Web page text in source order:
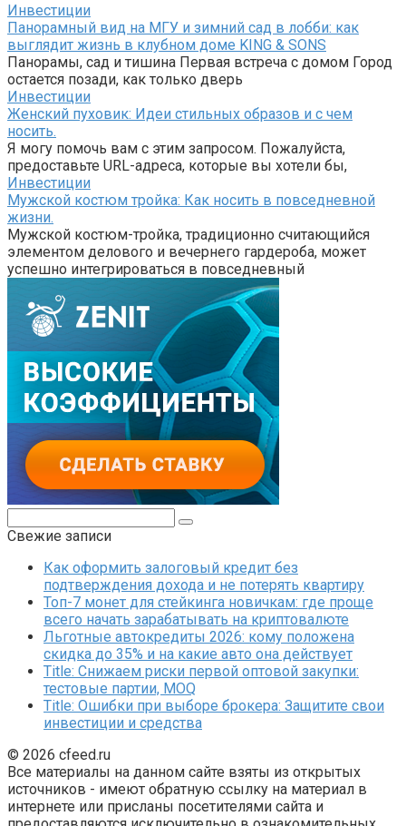
Инвестиции
Панорамный вид на МГУ и зимний сад в лобби: как
выглядит жизнь в клубном доме KING & SONS
Панорамы, сад и тишина Первая встреча с домом Город
остается позади, как только дверь
Инвестиции
Женский пуховик: Идеи стильных образов и с чем
носить.
Я могу помочь вам с этим запросом. Пожалуйста,
предоставьте URL-адреса, которые вы хотели бы,
Инвестиции
Мужской костюм тройка: Как носить в повседневной
жизни.
Мужской костюм-тройка, традиционно считающийся
элементом делового и вечернего гардероба, может
успешно интегрироваться в повседневный
Свежие записи
Как оформить залоговый кредит без
подтверждения дохода и не потерять квартиру
Топ-7 монет для стейкинга новичкам: где проще
всего начать зарабатывать на криптовалюте
Льготные автокредиты 2026: кому положена
скидка до 35% и на какие авто она действует
Title: Снижаем риски первой оптовой закупки:
тестовые партии, MOQ
Title: Ошибки при выборе брокера: Защитите свои
инвестиции и средства
© 2026 cfeed.ru
Все материалы на данном сайте взяты из открытых
источников - имеют обратную ссылку на материал в
интернете или присланы посетителями сайта и